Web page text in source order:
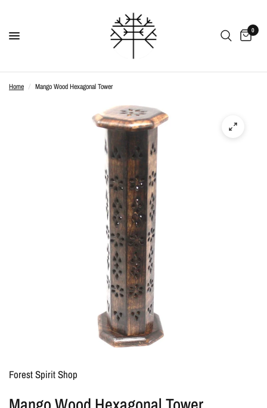
0
Home / Mango Wood Hexagonal Tower
Forest Spirit Shop